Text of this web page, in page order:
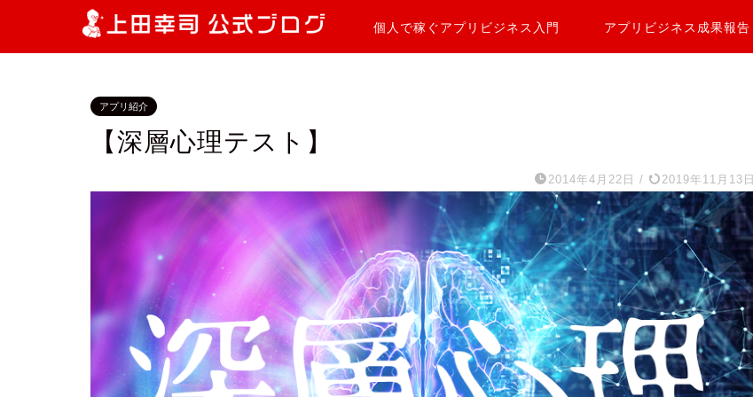
個人で稼ぐアプリビジネス入門 アプリビジネス成果報告
アプリ紹介
【深層心理テスト】
2014年4月22日 / 2019年11月13日